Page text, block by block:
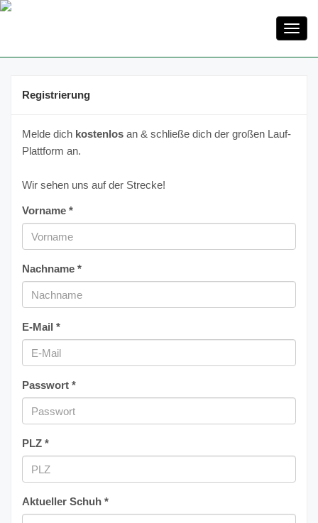
Registrierung
Melde dich kostenlos an & schließe dich der großen Lauf-
Plattform an.
Wir sehen uns auf der Strecke!
Vorname *
Nachname *
E-Mail *
Passwort *
PLZ *
Aktueller Schuh *